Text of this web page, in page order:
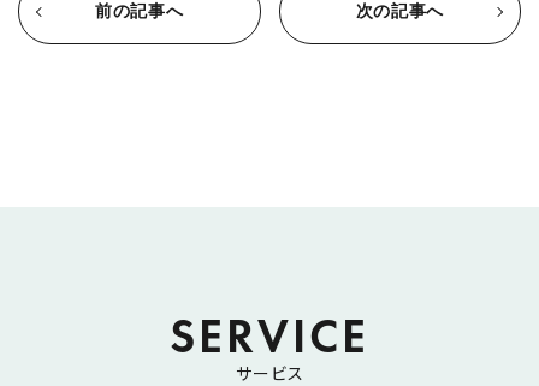
前の記事へ 次の記事へ
SERVICE
サービス